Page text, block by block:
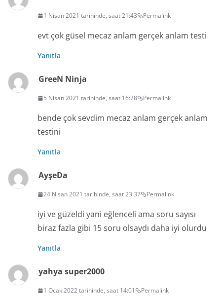
1 Nisan 2021 tarihinde, saat 21:43 Permalink
evt çok güsel mecaz anlam gerçek anlam testi
Yanıtla
GreeN Ninja
5 Nisan 2021 tarihinde, saat 16:28 Permalink
bende çok sevdim mecaz anlam gerçek anlam
testini
Yanıtla
AyşeDa
24 Nisan 2021 tarihinde, saat 23:37 Permalink
iyi ve güzeldi yani eğlenceli ama soru sayısı
biraz fazla gibi 15 soru olsaydı daha iyi olurdu
Yanıtla
yahya super2000
1 Ocak 2022 tarihinde, saat 14:01 Permalink